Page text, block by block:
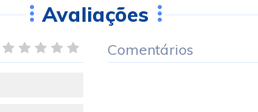
Avaliações
Comentários